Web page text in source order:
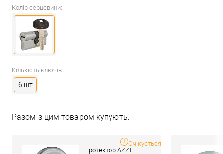
Колір серцевини:
Кількість ключів:
6 шт
Разом з цим товаром купують:
Протектор AZZI
Очікується